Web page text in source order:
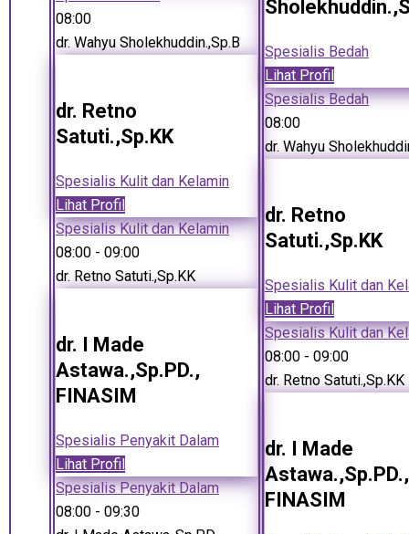
08:00
dr. Wahyu Sholekhuddin.,Sp.B
dr. Retno
Satuti.,Sp.KK
Spesialis Kulit dan Kelamin
Lihat Profil
Spesialis Kulit dan Kelamin
08:00 - 09:00
dr. Retno Satuti.,Sp.KK
dr. I Made
Astawa.,Sp.PD.,
FINASIM
Spesialis Penyakit Dalam
Lihat Profil
Spesialis Penyakit Dalam
08:00 - 09:30
Spesialis Bedah
Lihat Profil
Spesialis Bedah
08:00
dr. Wahyu
dr. Retno
Satuti.,Sp.KK
Spesialis Kulit dan
Lihat Profil
Spesialis Kulit dan
08:00 - 09:00
dr. Retno Satuti.,Sp.KK
dr. I Made
Astawa.,Sp.PD.,
FINASIM